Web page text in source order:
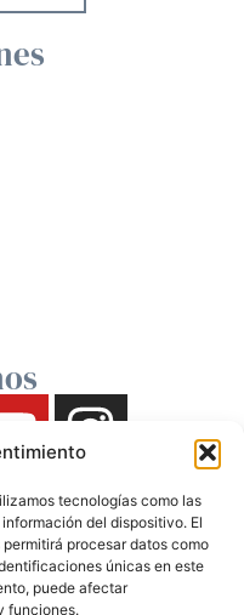
tecnologías como las
del dispositivo. El
procesar datos como
únicas en este
puede afectar
funciones.